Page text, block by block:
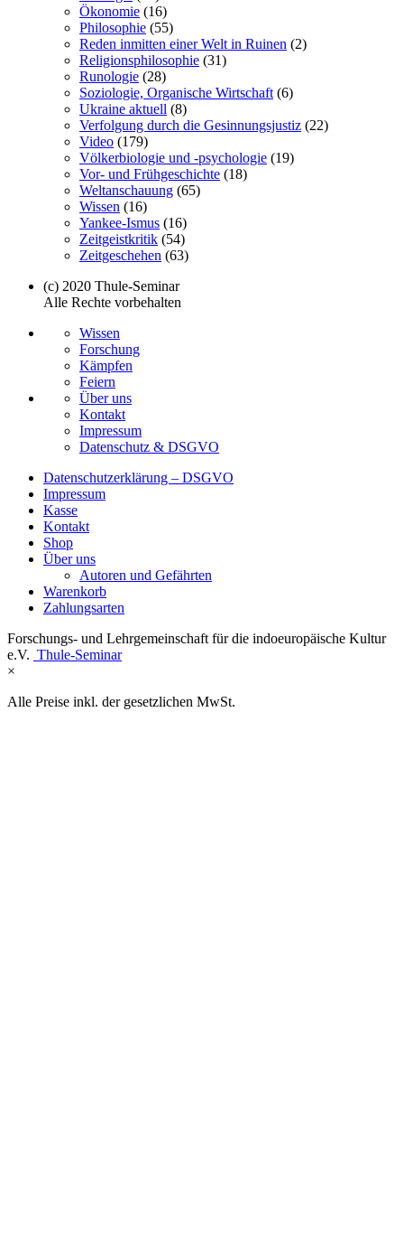
Ökonomie (16)
Philosophie (55)
Reden inmitten einer Welt in Ruinen (2)
Religionsphilosophie (31)
Runologie (28)
Soziologie, Organische Wirtschaft (6)
Ukraine aktuell (8)
Verfolgung durch die Gesinnungsjustiz (22)
Video (179)
Völkerbiologie und -psychologie (19)
Vor- und Frühgeschichte (18)
Weltanschauung (65)
Wissen (16)
Yankee-Ismus (16)
Zeitgeistkritik (54)
Zeitgeschehen (63)
(c) 2020 Thule-Seminar
Alle Rechte vorbehalten
Wissen
Forschung
Kämpfen
Feiern
Über uns
Kontakt
Impressum
Datenschutz & DSGVO
Datenschutzerklärung – DSGVO
Impressum
Kasse
Kontakt
Shop
Über uns
Autoren und Gefährten
Warenkorb
Zahlungsarten
Forschungs- und Lehrgemeinschaft für die indoeuropäische Kultur
e.V. Thule-Seminar
×
Alle Preise inkl. der gesetzlichen MwSt.